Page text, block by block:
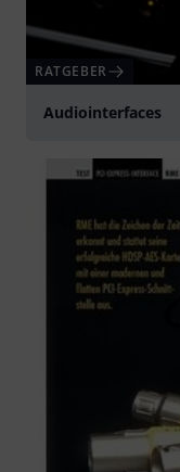
RATGEBER
Audiointerfaces